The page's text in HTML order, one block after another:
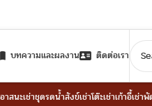
บทความและผลงาน ติดต่อเรา
าสนะเช่าชุดรดน้ำสังข์เช่าโต๊ะเช่าเก้าอี้เช่า